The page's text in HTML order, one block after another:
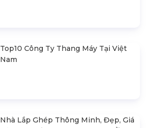
Top10 Công Ty Thang Máy Tại Việt
Nam
Nhà Lắp Ghép Thông Minh, Đẹp, Giá